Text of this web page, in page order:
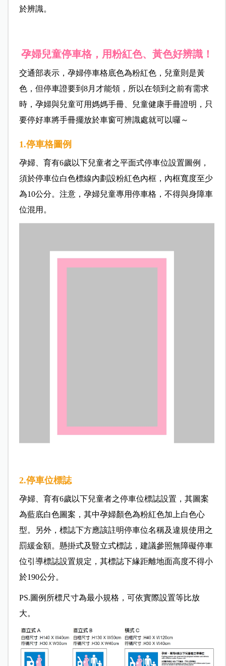
於辨識。
孕婦兒童停車格，用粉紅色、黃色好辨識！
交通部表示，孕婦停車格底色為粉紅色，兒童則是黃
色，但停車證要到8月才能領，所以在領到之前有需求
時，孕婦與兒童可用媽媽手冊、兒童健康手冊證明，只
要停好車將手冊擺放於車窗可辨識處就可以囉～
1.停車格圖例
孕婦、育有6歲以下兒童者之平面式停車位設置圖例，
須於停車位白色標線內劃設粉紅色內框，內框寬度至少
為10公分。注意，孕婦兒童專用停車格，不得與身障車
位混用。
2.停車位標誌
孕婦、育有6歲以下兒童者之停車位標誌設置，其圖案
為藍底白色圖案，其中孕婦顏色為粉紅色加上白色心
型。另外，標誌下方應該註明停車位名稱及違規使用之
罰緩金額。懸掛式及豎立式標誌，建議參照無障礙停車
位引導標誌設置規定，其標誌下緣距離地面高度不得小
於190公分。
PS.圖例所標尺寸為最小規格，可依實際設置等比放
大。